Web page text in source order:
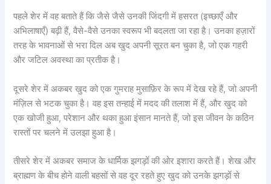
पहले शेर में वह बताते हैं कि जैसे जैसे उनकी जिंदगी में हसरत (इच्छाएँ और
अभिलाषाएँ) बढ़ी हैं, वैसे-वैसे उनका स्वरूप भी बदलता जा रहा है। उनका हज़ारों
तरह के भावनाओं से भरा दिल अब खुद अपनी सूरत बन चुका है, जो एक गहरी
और जटिल अवस्था का प्रतीक है।
दूसरे शेर में अकबर खुद को एक गुमराह मुसाफ़िर के रूप में देख रहे हैं, जो अपनी
मंज़िल से भटक चुका है। वह इस तन्हाई में मदद की तलाश में हैं, और खुद को
एक खोजी हुआ, परेशान और थका हुआ इंसान मानते हैं, जो इस जीवन के कठिन
रास्तों पर चलने में उलझा हुआ है।
तीसरे शेर में अकबर समाज के धार्मिक झगड़ों की ओर इशारा करते हैं। शेख और
ब्राह्मण के बीच होने वाली बहसों से वह दूर रहते हुए खुद को उनके झगड़ों से